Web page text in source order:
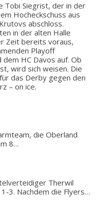
Tobi Siegrist, der in der
Hocheckschuss aus
abschloss.
in der alten Halle
Zeit bereits voraus,
Playoff
HC Davos auf. Ob
wird sich weisen. Die
das Derby gegen den
– on ice.
die Oberland
8…
Therwil
3. Nachdem die Flyers…